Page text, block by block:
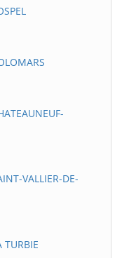
VALLIER-DE-